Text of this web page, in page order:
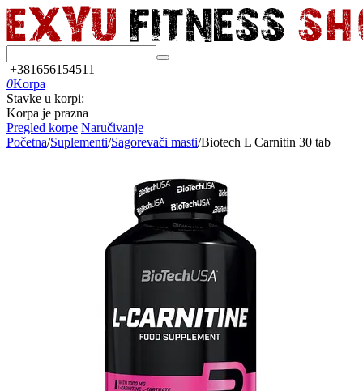
+381656154511
0Korpa
Stavke u korpi:
Korpa je prazna
Pregled korpe Naručivanje
Početna/Suplementi/Sagorevači masti/Biotech L Carnitin 30 tab